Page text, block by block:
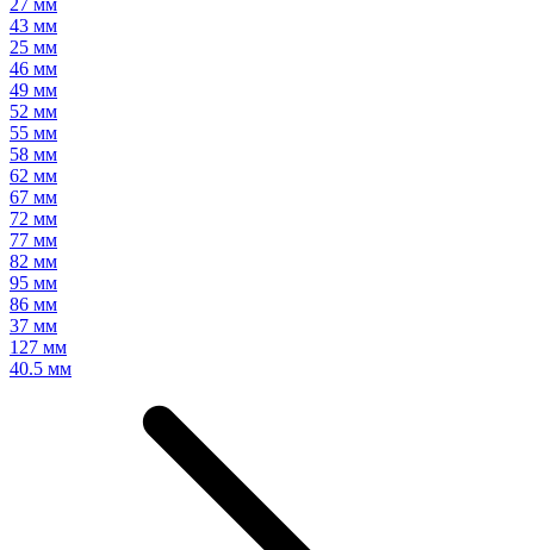
27 мм
43 мм
25 мм
46 мм
49 мм
52 мм
55 мм
58 мм
62 мм
67 мм
72 мм
77 мм
82 мм
95 мм
86 мм
37 мм
127 мм
40.5 мм